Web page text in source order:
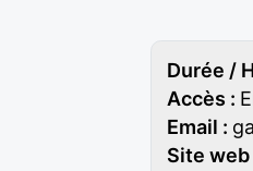
Durée /
Accès :
Email :
Site web